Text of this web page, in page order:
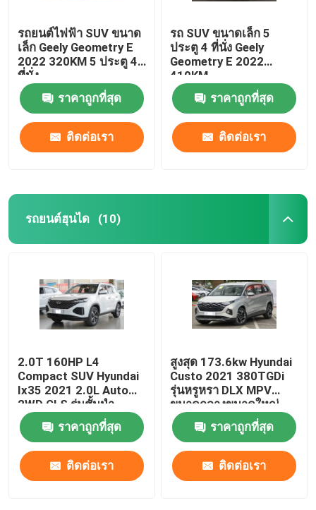
รถยนต์ไฟฟ้า SUV ขนาด
เล็ก Geely Geometry E
2022 320KM 5 ประตู 4
ที่นั่ง
ราคาถูกที่สุด
ติดต่อเรา
รถ SUV ขนาดเล็ก 5
ประตู 4 ที่นั่ง Geely
Geometry E 2022
410KM
ราคาถูกที่สุด
ติดต่อเรา
รถยนต์ฮุนได (10)
2.0T 160HP L4
Compact SUV Hyundai
Ix35 2021 2.0L Auto
2WD GLS รุ่นชั้นนำ
ราคาถูกที่สุด
ติดต่อเรา
สูงสุด 173.6kw Hyundai
Custo 2021 380TGDi
รุ่นหรูหรา DLX MPV
ขนาดกลางขนาดใหญ่
ราคาถูกที่สุด
ติดต่อเรา